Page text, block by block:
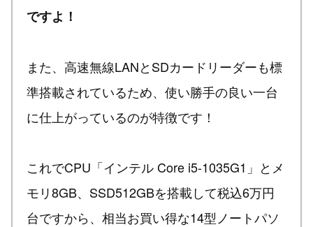
ですよ！
また、高速無線LANとSDカードリーダーも標
準搭載されているため、使い勝手の良い一台
に仕上がっているのが特徴です！
これでCPU「インテル Core i5-1035G1」とメ
モリ8GB、SSD512GBを搭載して税込6万円
台ですから、相当お買い得な14型ノートパソ